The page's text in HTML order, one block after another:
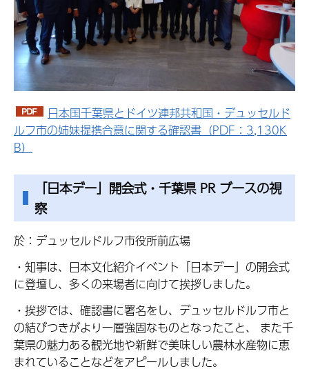
日本国千葉県とドイツ連邦共和国・デュッセルド
ルフ市の姉妹提携合意に関する確認書（PDF：3,130K
B）
「日本デー」開会式・千葉県 PR ブースの視
察
於：デュッセルドルフ市役所前広場
・知事は、日本文化紹介イベント「日本デー」の開会式
に登壇し、多くの来場者に向けて挨拶しました。
・挨拶では、確認書に署名をし、デュッセルドルフ市と
の結びつきがより一層強固なものとなったこと、 また千
葉県の魅力ある観光地や新鮮で美味しい農林水産物に恵
まれていることなどをアピールしました。